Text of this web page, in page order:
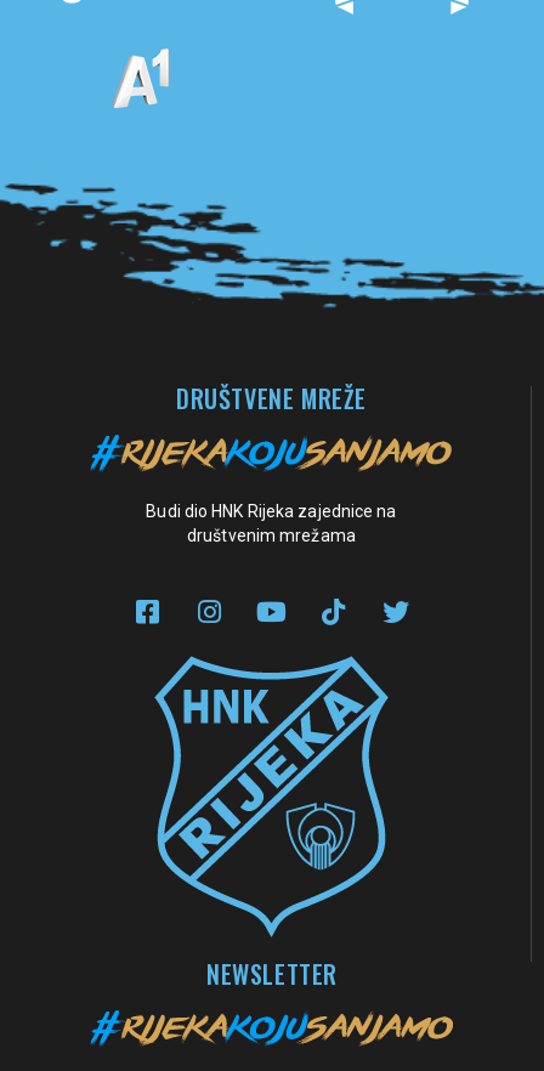
DRUŠTVENE MREŽE
Budi dio HNK Rijeka zajednice na
društvenim mrežama
NEWSLETTER